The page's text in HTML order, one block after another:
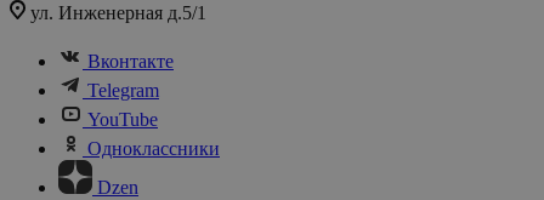
ул. Инженерная д.5/1
Вконтакте
Telegram
YouTube
Одноклассники
Dzen